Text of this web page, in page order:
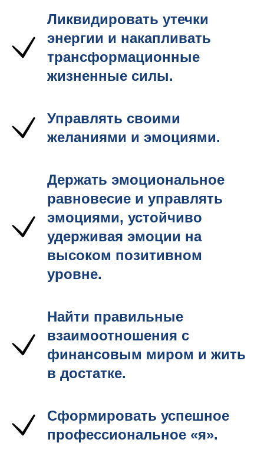
Ликвидировать утечки
энергии и накапливать
трансформационные
жизненные силы.
Управлять своими
желаниями и эмоциями.
Держать эмоциональное
равновесие и управлять
эмоциями, устойчиво
удерживая эмоции на
высоком позитивном
уровне.
Найти правильные
взаимоотношения с
финансовым миром и жить
в достатке.
Сформировать успешное
профессиональное «я».